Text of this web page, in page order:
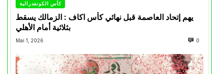
كأس الكونفدرالية
يهم إتحاد العاصمة قبل نهائي كأس اكاف : الزمالك يسقط
Mai 1, 2026 0